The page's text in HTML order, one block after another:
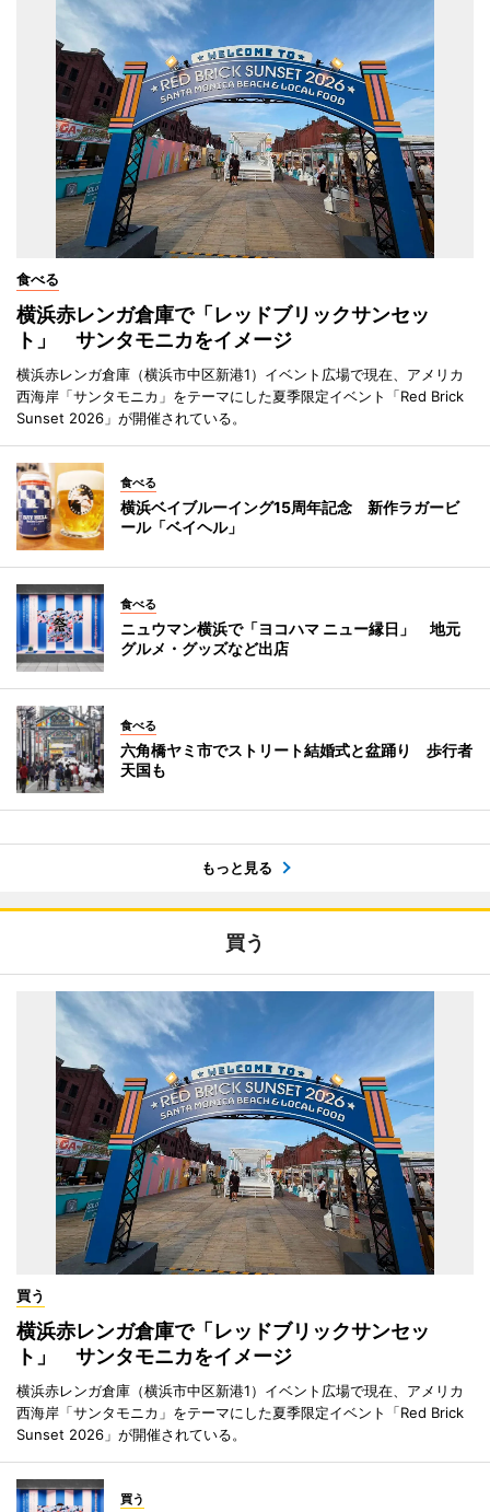
食べる
横浜赤レンガ倉庫で「レッドブリックサンセッ
ト」 サンタモニカをイメージ
横浜赤レンガ倉庫（横浜市中区新港1）イベント広場で現在、アメリカ
西海岸「サンタモニカ」をテーマにした夏季限定イベント「Red Brick
Sunset 2026」が開催されている。
食べる
横浜ベイブルーイング15周年記念 新作ラガービ
ール「ベイヘル」
食べる
ニュウマン横浜で「ヨコハマ ニュー縁日」 地元
グルメ・グッズなど出店
食べる
六角橋ヤミ市でストリート結婚式と盆踊り 歩行者
天国も
もっと見る
買う
買う
横浜赤レンガ倉庫で「レッドブリックサンセッ
ト」 サンタモニカをイメージ
横浜赤レンガ倉庫（横浜市中区新港1）イベント広場で現在、アメリカ
西海岸「サンタモニカ」をテーマにした夏季限定イベント「Red Brick
Sunset 2026」が開催されている。
買う